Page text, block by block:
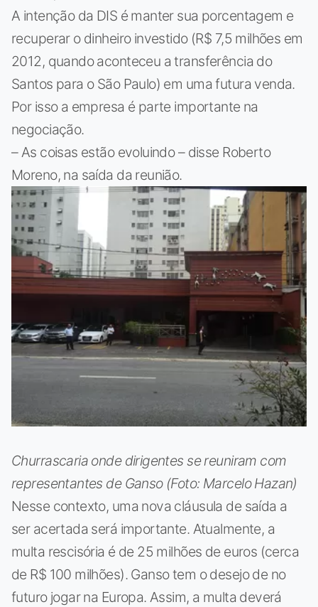
A intenção da DIS é manter sua porcentagem e
recuperar o dinheiro investido (R$ 7,5 milhões em
2012, quando aconteceu a transferência do
Santos para o São Paulo) em uma futura venda.
Por isso a empresa é parte importante na
negociação.
– As coisas estão evoluindo – disse Roberto
Moreno, na saída da reunião.
Churrascaria onde dirigentes se reuniram com
representantes de Ganso (Foto: Marcelo Hazan)
Nesse contexto, uma nova cláusula de saída a
ser acertada será importante. Atualmente, a
multa rescisória é de 25 milhões de euros (cerca
de R$ 100 milhões). Ganso tem o desejo de no
futuro jogar na Europa. Assim, a multa deverá